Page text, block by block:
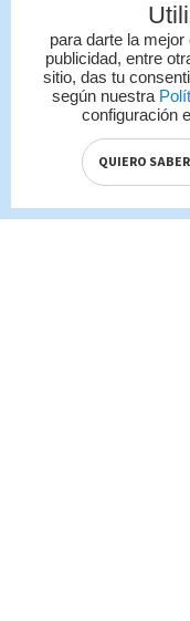
para darte la
publicidad, entre
sitio, das tu
según nuestra
configuración
QUIERO